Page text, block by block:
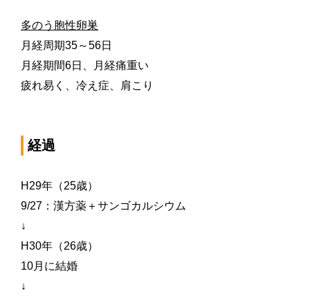
多のう胞性卵巣
月経周期35～56日
月経期間6日、月経痛重い
疲れ易く、冷え症、肩こり
経過
H29年（25歳）
9/27 ：漢方薬＋サンゴカルシウム
↓
H30年（26歳）
10月に結婚
↓